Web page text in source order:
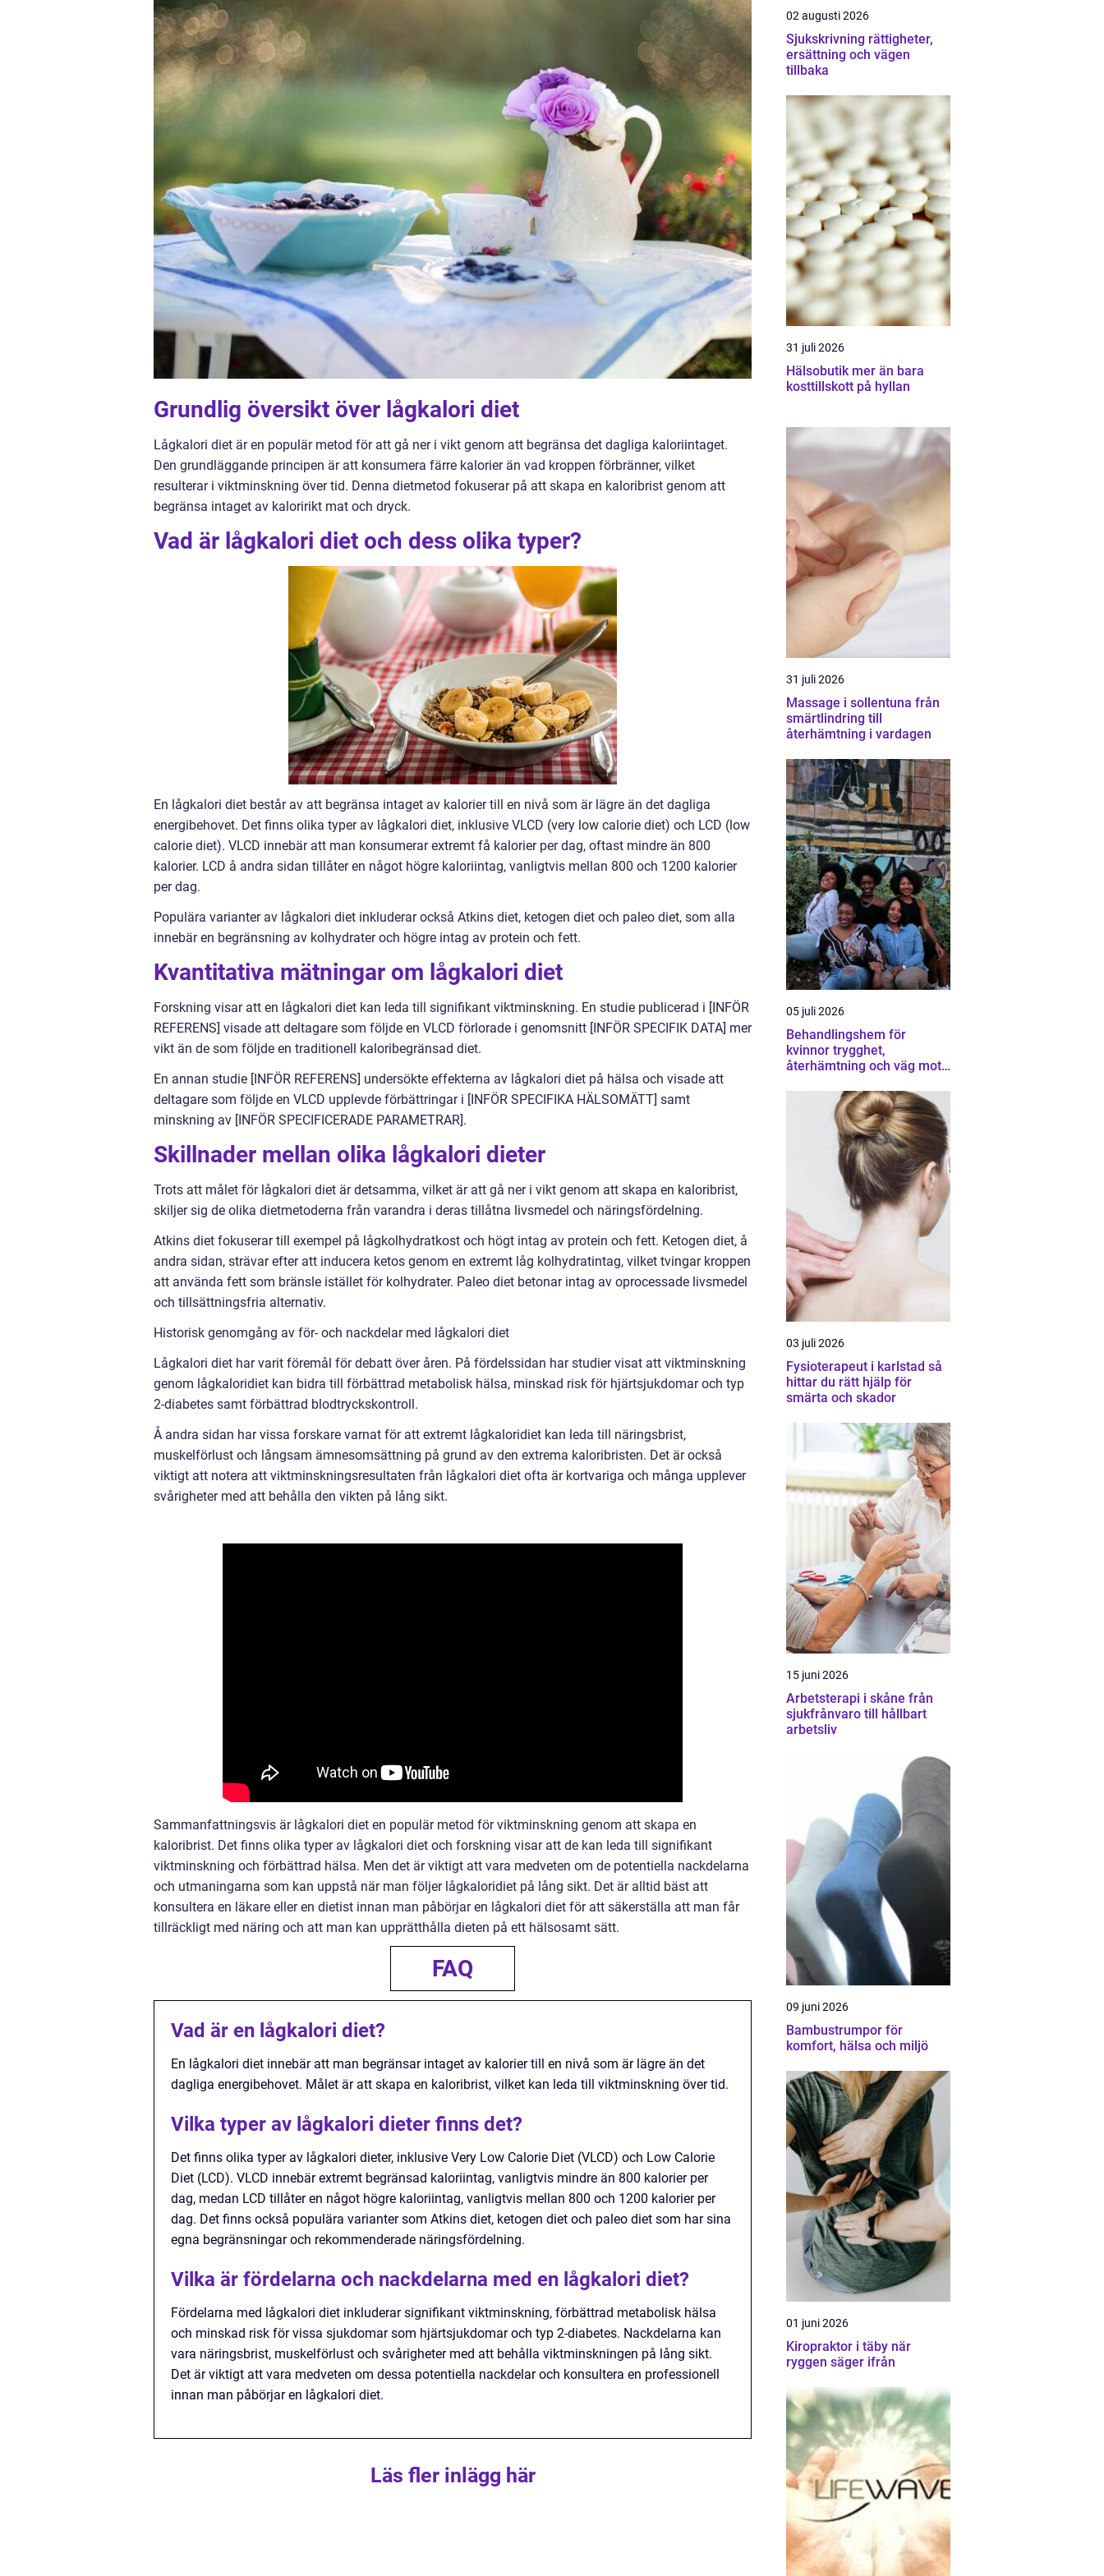
Grundlig översikt över lågkalori diet
Lågkalori diet är en populär metod för att gå ner i vikt genom att begränsa det dagliga kaloriintaget.
Den grundläggande principen är att konsumera färre kalorier än vad kroppen förbränner, vilket
resulterar i viktminskning över tid. Denna dietmetod fokuserar på att skapa en kaloribrist genom att
begränsa intaget av kaloririkt mat och dryck.
Vad är lågkalori diet och dess olika typer?
En lågkalori diet består av att begränsa intaget av kalorier till en nivå som är lägre än det dagliga
energibehovet. Det finns olika typer av lågkalori diet, inklusive VLCD (very low calorie diet) och LCD (low
calorie diet). VLCD innebär att man konsumerar extremt få kalorier per dag, oftast mindre än 800
kalorier. LCD å andra sidan tillåter en något högre kaloriintag, vanligtvis mellan 800 och 1200 kalorier
per dag.
Populära varianter av lågkalori diet inkluderar också Atkins diet, ketogen diet och paleo diet, som alla
innebär en begränsning av kolhydrater och högre intag av protein och fett.
Kvantitativa mätningar om lågkalori diet
Forskning visar att en lågkalori diet kan leda till signifikant viktminskning. En studie publicerad i [INFÖR
REFERENS] visade att deltagare som följde en VLCD förlorade i genomsnitt [INFÖR SPECIFIK DATA] mer
vikt än de som följde en traditionell kaloribegränsad diet.
En annan studie [INFÖR REFERENS] undersökte effekterna av lågkalori diet på hälsa och visade att
deltagare som följde en VLCD upplevde förbättringar i [INFÖR SPECIFIKA HÄLSOMÄTT] samt
minskning av [INFÖR SPECIFICERADE PARAMETRAR].
Skillnader mellan olika lågkalori dieter
Trots att målet för lågkalori diet är detsamma, vilket är att gå ner i vikt genom att skapa en kaloribrist,
skiljer sig de olika dietmetoderna från varandra i deras tillåtna livsmedel och näringsfördelning.
Atkins diet fokuserar till exempel på lågkolhydratkost och högt intag av protein och fett. Ketogen diet, å
andra sidan, strävar efter att inducera ketos genom en extremt låg kolhydratintag, vilket tvingar kroppen
att använda fett som bränsle istället för kolhydrater. Paleo diet betonar intag av oprocessade livsmedel
och tillsättningsfria alternativ.
Historisk genomgång av för- och nackdelar med lågkalori diet
Lågkalori diet har varit föremål för debatt över åren. På fördelssidan har studier visat att viktminskning
genom lågkaloridiet kan bidra till förbättrad metabolisk hälsa, minskad risk för hjärtsjukdomar och typ
2-diabetes samt förbättrad blodtryckskontroll.
Å andra sidan har vissa forskare varnat för att extremt lågkaloridiet kan leda till näringsbrist,
muskelförlust och långsam ämnesomsättning på grund av den extrema kaloribristen. Det är också
viktigt att notera att viktminskningsresultaten från lågkalori diet ofta är kortvariga och många upplever
svårigheter med att behålla den vikten på lång sikt.
Sammanfattningsvis är lågkalori diet en populär metod för viktminskning genom att skapa en
kaloribrist. Det finns olika typer av lågkalori diet och forskning visar att de kan leda till signifikant
viktminskning och förbättrad hälsa. Men det är viktigt att vara medveten om de potentiella nackdelarna
och utmaningarna som kan uppstå när man följer lågkaloridiet på lång sikt. Det är alltid bäst att
konsultera en läkare eller en dietist innan man påbörjar en lågkalori diet för att säkerställa att man får
tillräckligt med näring och att man kan upprätthålla dieten på ett hälsosamt sätt.
FAQ
Vad är en lågkalori diet?
En lågkalori diet innebär att man begränsar intaget av kalorier till en nivå som är lägre än det
dagliga energibehovet. Målet är att skapa en kaloribrist, vilket kan leda till viktminskning över tid.
Vilka typer av lågkalori dieter finns det?
Det finns olika typer av lågkalori dieter, inklusive Very Low Calorie Diet (VLCD) och Low Calorie
Diet (LCD). VLCD innebär extremt begränsad kaloriintag, vanligtvis mindre än 800 kalorier per
dag, medan LCD tillåter en något högre kaloriintag, vanligtvis mellan 800 och 1200 kalorier per
dag. Det finns också populära varianter som Atkins diet, ketogen diet och paleo diet som har sina
egna begränsningar och rekommenderade näringsfördelning.
Vilka är fördelarna och nackdelarna med en lågkalori diet?
Fördelarna med lågkalori diet inkluderar signifikant viktminskning, förbättrad metabolisk hälsa
och minskad risk för vissa sjukdomar som hjärtsjukdomar och typ 2-diabetes. Nackdelarna kan
vara näringsbrist, muskelförlust och svårigheter med att behålla viktminskningen på lång sikt.
Det är viktigt att vara medveten om dessa potentiella nackdelar och konsultera en professionell
innan man påbörjar en lågkalori diet.
Läs fler inlägg här
02 augusti 2026
Sjukskrivning rättigheter,
ersättning och vägen
tillbaka
31 juli 2026
Hälsobutik mer än bara
kosttillskott på hyllan
31 juli 2026
Massage i sollentuna från
smärtlindring till
återhämtning i vardagen
05 juli 2026
Behandlingshem för
kvinnor trygghet,
återhämtning och väg mot
03 juli 2026
Fysioterapeut i karlstad så
hittar du rätt hjälp för
smärta och skador
15 juni 2026
Arbetsterapi i skåne från
sjukfrånvaro till hållbart
arbetsliv
09 juni 2026
Bambustrumpor för
komfort, hälsa och miljö
01 juni 2026
Kiropraktor i täby när
ryggen säger ifrån